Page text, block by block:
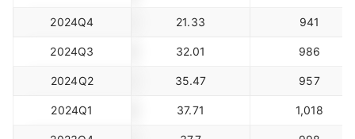
2024Q4 21.33 941
2024Q3 32.01 986
2024Q2 35.47 957
2024Q1 37.71 1,018